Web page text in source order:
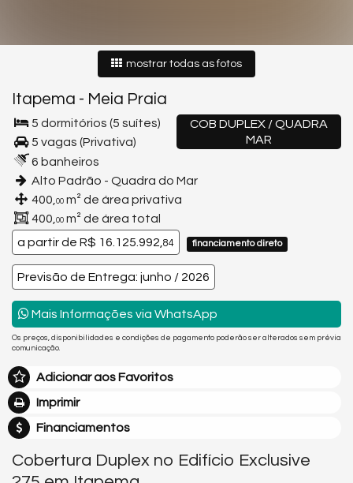
mostrar todas as fotos
Itapema - Meia Praia
COB DUPLEX / QUADRA
MAR
5 dormitórios (5 suítes)
5 vagas (Privativa)
6 banheiros
Alto Padrão - Quadra do Mar
400, 00 m² de área privativa
400, 00 m² de área total
a partir de R$ 16.125.992, 84 financiamento direto
Previsão de Entrega: junho / 2026
Mais Informações via WhatsApp
Os preços, disponibilidades e condições de pagamento poderão ser alterados sem prévia
comunicação.
Adicionar aos Favoritos
Imprimir
Financiamentos
Cobertura Duplex no Edifício Exclusive